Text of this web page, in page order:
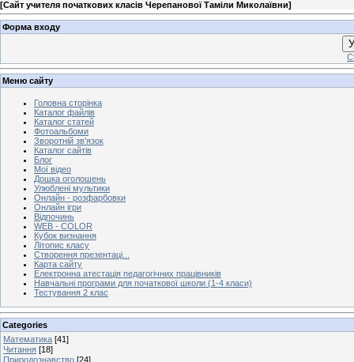
[Сайт учителя початкових класів Черепанової Таміли Миколаївни]
Форма входу
Меню сайту
Головна сторінка
Каталог файлів
Каталог статей
Фотоальбоми
Зворотній зв'язок
Каталог сайтів
Блог
Мої відео
Дошка оголошень
Улюблені мультики
Онлайн - розфарбовки
Онлайн ігри
Відпочинь
WEB - COLOR
Кубок визнання
Літопис класу
Створення презентаці...
Карта сайту
Електронна атестація педагогічних працівників
Навчальні програми для початкової школи (1-4 класи)
Тестування 2 клас
Categories
Математика [41]
Читання [18]
Природознавство [24]